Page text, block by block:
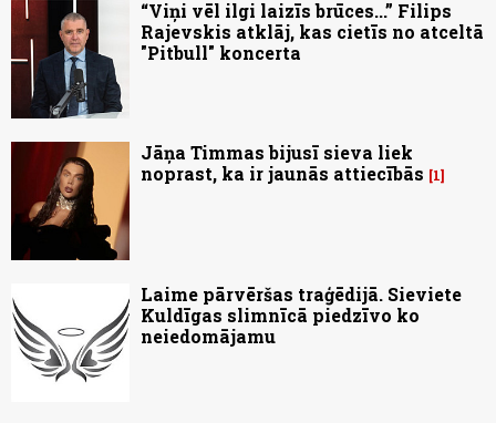
“Viņi vēl ilgi laizīs brūces...” Filips
Rajevskis atklāj, kas cietīs no atceltā
"Pitbull" koncerta
Jāņa Timmas bijusī sieva liek
noprast, ka ir jaunās attiecībās
1
Laime pārvēršas traģēdijā. Sieviete
Kuldīgas slimnīcā piedzīvo ko
neiedomājamu